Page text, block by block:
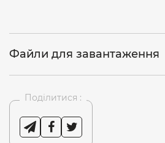
Файли для завантаження
Поділитися :